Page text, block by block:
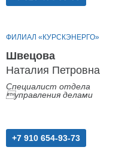
ФИЛИАЛ «КУРСКЭНЕРГО»
Швецова
Наталия Петровна
Специалист отдела
управления делами
+7 910 654-93-73